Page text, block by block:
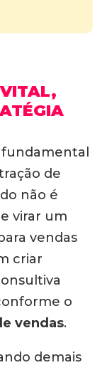
de
não é
virar um
vendas
criar
o
vendas.
demais